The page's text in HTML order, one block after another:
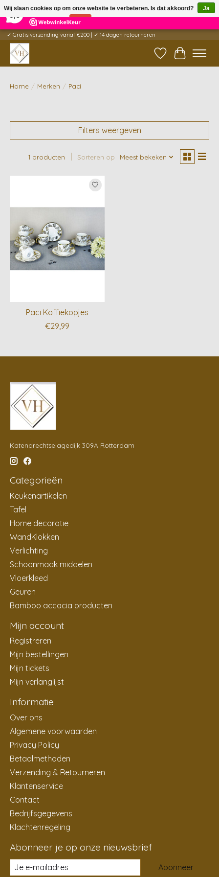
5 Reviews ×
✓ Gratis verzending vanaf €200 | ✓ 14 dagen retourneren
Verlanglijst
Home / Merken / Paci
Filters weergeven
1 producten Sorteren op Meest bekeken
Paci Koffiekopjes
€29,99
Katendrechtselagedijk 309A Rotterdam
Categorieën
Keukenartikelen
Tafel
Home decoratie
WandKlokken
Verlichting
Schoonmaak middelen
Vloerkleed
Geuren
Bamboo accacia producten
Mijn account
Registreren
Mijn bestellingen
Mijn tickets
Mijn verlanglijst
Informatie
Over ons
Algemene voorwaarden
Privacy Policy
Betaalmethoden
Verzending & Retourneren
Klantenservice
Contact
Bedrijfsgegevens
Klachtenregeling
Abonneer je op onze nieuwsbrief
Abonneer
Wij slaan cookies op om onze website te verbeteren. Is dat akkoord?
Ja
Nee